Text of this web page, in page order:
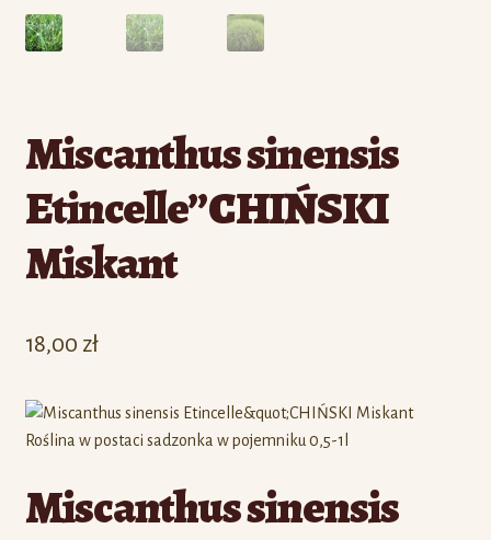
Miscanthus sinensis
Etincelle”CHIŃSKI
Miskant
18,00 zł
Miscanthus sinensis